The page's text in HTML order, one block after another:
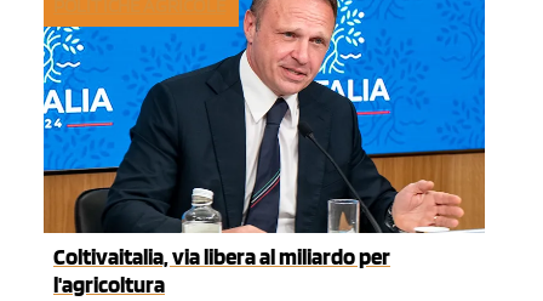
Coltivaitalia, via libera al miliardo per
l'agricoltura